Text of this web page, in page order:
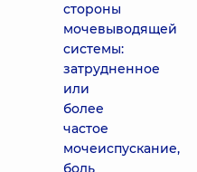
стороны
мочевыводящей
системы:
затрудненное
или
более
частое
мочеиспускание,
боль